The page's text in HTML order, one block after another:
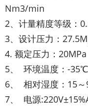
Nm3/min
2、计量精度等级：
3、设计压
4. 额定压力：20MPa
5、 环境温度：-
6、 相对湿度：15～
7、 电源